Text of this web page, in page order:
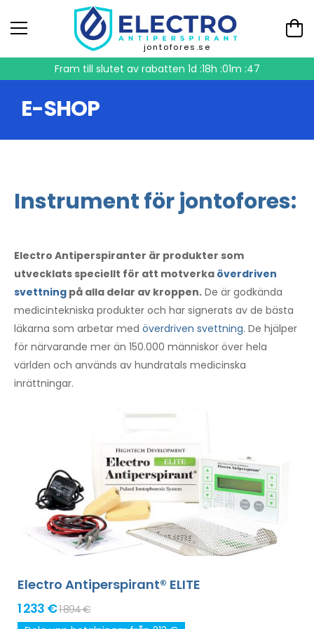
jontofores.se
Fram till slutet av rabatten 1d :18h :01m :46
E-SHOP
Instrument för jontofores:
Electro Antiperspiranter är produkter som
utvecklats speciellt för att motverka överdriven
svettning på alla delar av kroppen. De är godkända
medicintekniska produkter och har signerats av de bästa
läkarna som arbetar med överdriven svettning. De hjälper
för närvarande mer än 150.000 människor över hela
världen och används av hundratals medicinska
inrättningar.
Electro Antiperspirant® ELITE
1 233 €1 894 €